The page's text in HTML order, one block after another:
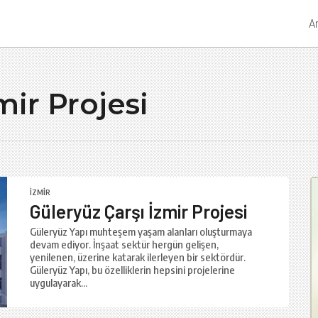
Projesi
İZMIR
Güleryüz Çarşı İzmir Projesi
Güleryüz Yapı muhteşem yaşam alanları oluşturmaya
devam ediyor. İnşaat sektür hergün gelişen,
yenilenen, üzerine katarak ilerleyen bir sektördür.
Güleryüz Yapı, bu özelliklerin hepsini projelerine
uygulayarak...